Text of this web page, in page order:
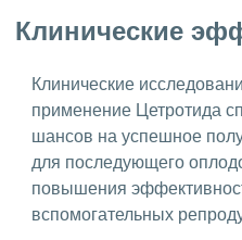
Клинические
Клинические
применение Цетротида
шансов на успешное
для последующего
повышения
вспомогательных